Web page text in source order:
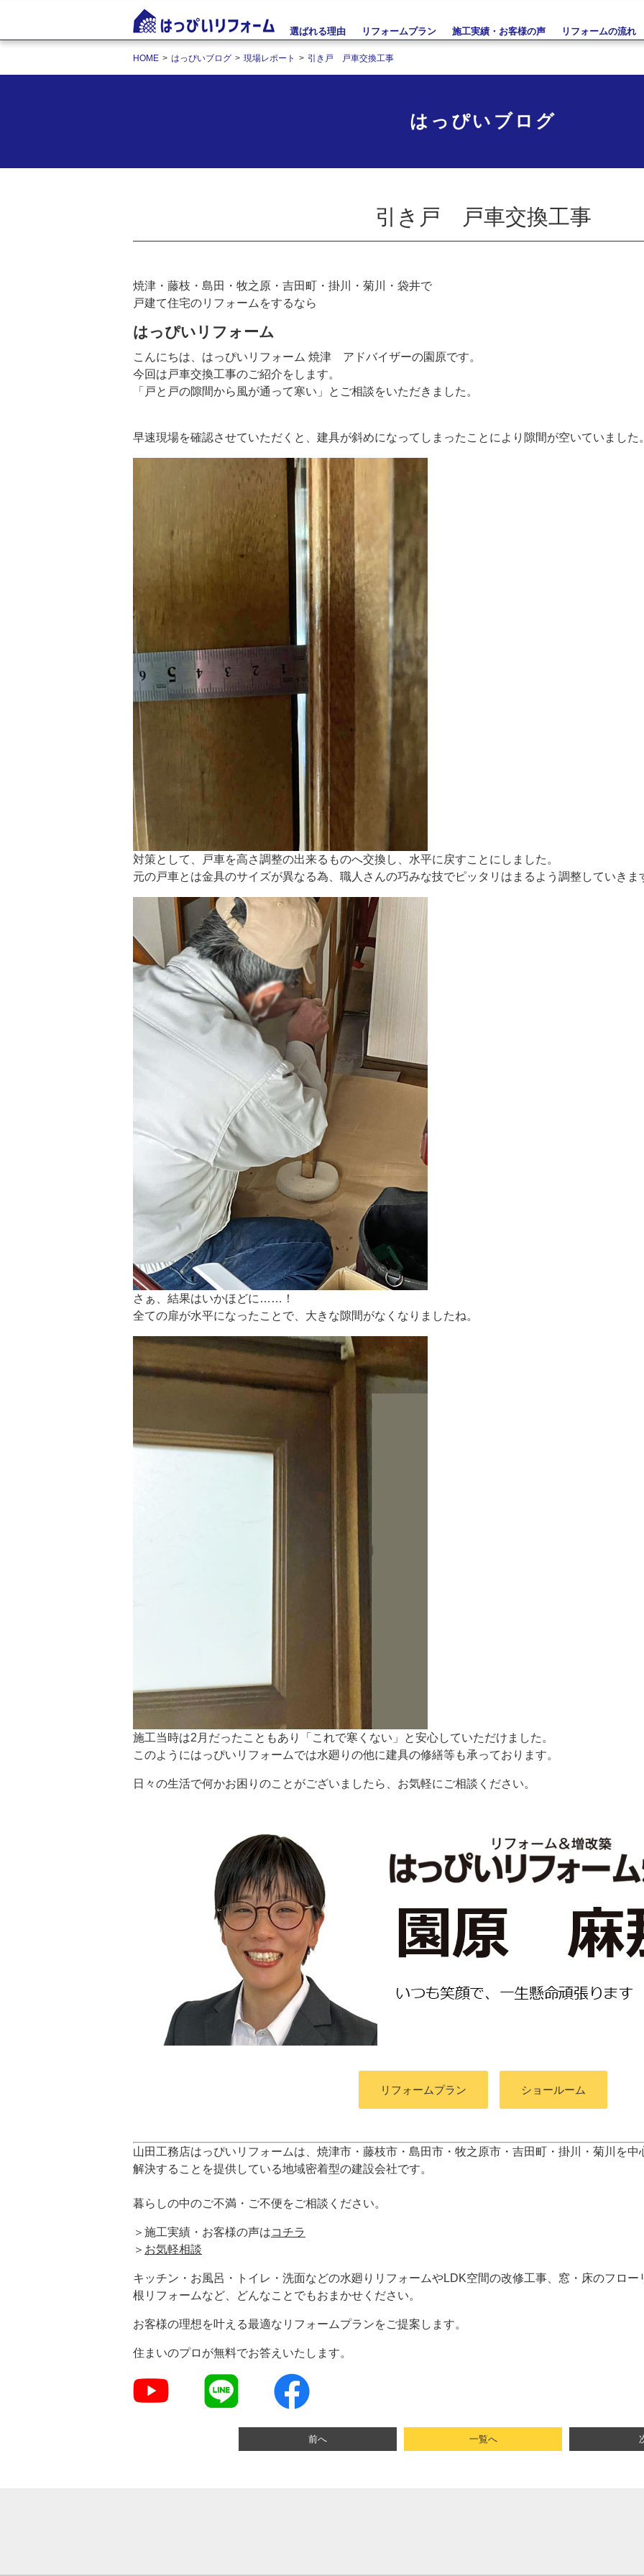
選ばれる理由 リフォームプラン 施工実績・お客様の声 リフォームの流れ
HOME はっぴいブログ 現場レポート 引き戸 戸車交換工事
はっぴいブログ
引き戸 戸車交換工事
焼津・藤枝・島田・牧之原・吉田町・掛川・菊川・袋井で
戸建て住宅のリフォームをするなら
はっぴいリフォーム
こんにちは、はっぴいリフォーム 焼津 アドバイザーの園原です。
今回は戸車交換工事のご紹介をします。
「戸と戸の隙間から風が通って寒い」とご相談をいただきました。
早速現場を確認させていただくと、建具が斜めになってしまったことにより隙間が空いていました
対策として、戸車を高さ調整の出来るものへ交換し、水平に戻すことにしました。
元の戸車とは金具のサイズが異なる為、職人さんの巧みな技でピッタリはまるよう調整していきま
さぁ、結果はいかほどに……！
全ての扉が水平になったことで、大きな隙間がなくなりましたね。
施工当時は2月だったこともあり「これで寒くない」と安心していただけました。
このようにはっぴいリフォームでは水廻りの他に建具の修繕等も承っております。
日々の生活で何かお困りのことがございましたら、お気軽にご相談ください。
リフォームプラン ショールーム
山田工務店はっぴいリフォームは、焼津市・藤枝市・島田市・牧之原市・吉田町 ・掛川・菊川
を中
解決することを提供している地域密着型の建設会社です。
暮らしの中のご不満・ご不便をご相談ください。
＞施工実績・お客様の声はコチラ
＞ お気軽相談
キッチン・お風呂・トイレ・洗面などの水廻りリフォームやLDK空間の改修工事、窓・床のフロ
根リフォームなど、どんなことでもおまかせください。
お客様の理想を叶える最適なリフォームプランをご提案します。
住まいのプロが無料でお答えいたします。
前へ 一覧へ